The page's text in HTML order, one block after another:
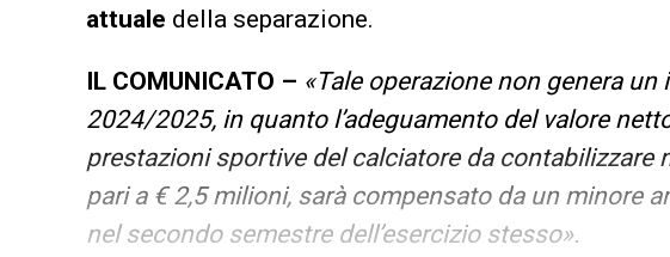
attuale della separazione.
IL COMUNICATO – «Tale operazione non genera
2024/2025, in quanto l’adeguamento del valore
prestazioni sportive del calciatore da contabilizzare
pari a € 2,5 milioni, sarà compensato da un minore
nel secondo semestre dell’esercizio stesso».